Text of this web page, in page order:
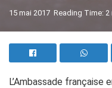
15 mai 2017 Reading Time: 2
L’Ambassade française